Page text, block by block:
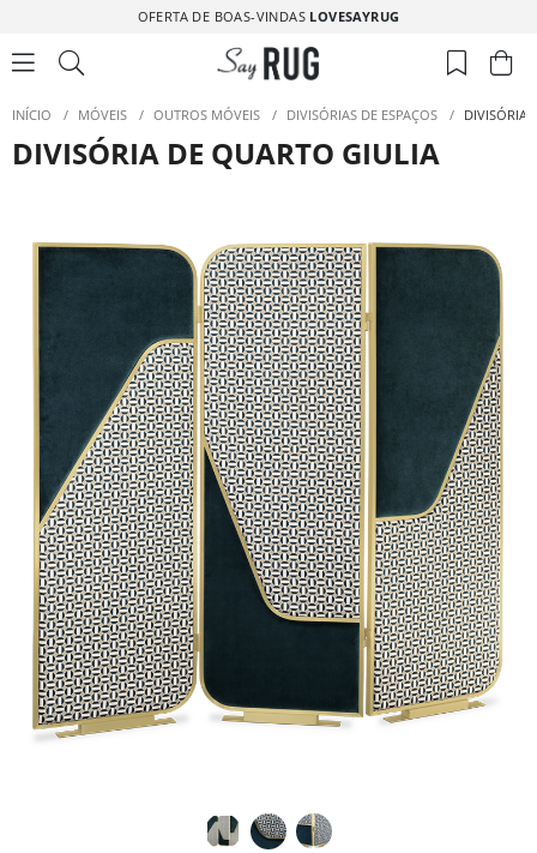
OFERTA DE BOAS-VINDAS LOVESAYRUG
INÍCIO / MÓVEIS / OUTROS MÓVEIS / DIVISÓRIAS DE ESPAÇOS / DIVISÓRIA
DIVISÓRIA DE QUARTO GIULIA